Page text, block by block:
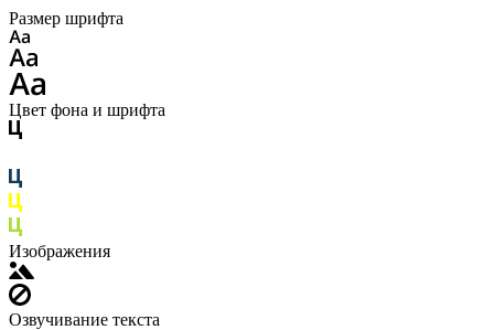
Размер шрифта
Цвет фона и шрифта
Изображения
Озвучивание текста